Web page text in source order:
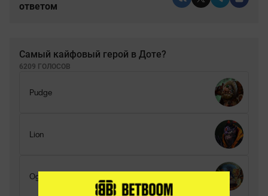
ответом
Самый кайфовый герой в Доте?
6209 ГОЛОСОВ
Pudge
Lion
Ogre Magi